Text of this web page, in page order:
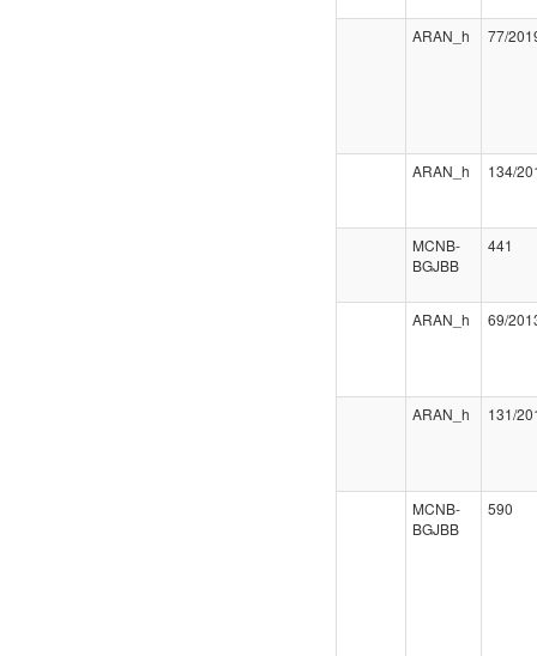
ARAN_h 77/
ARAN_h 134/
MCNB-
BGJBB
441
ARAN_h 69/
ARAN_h 131/
MCNB-
BGJBB
590